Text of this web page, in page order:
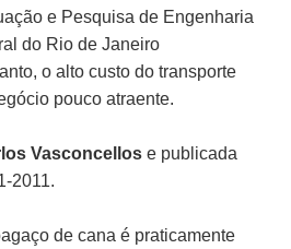
e Pesquisa de Engenharia
do Rio de Janeiro
o alto custo do transporte
pouco atraente.
Vasconcellos e publicada
2011.
de cana é praticamente